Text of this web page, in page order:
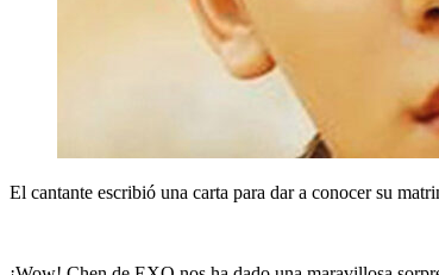
El cantante escribió una carta para dar a conocer su